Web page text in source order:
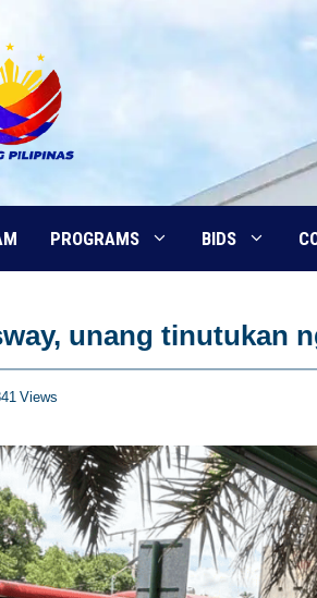
PROGRAMS BIDS
unang tinutukan
Views